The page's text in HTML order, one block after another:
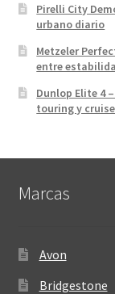
Pirelli City
urbano diario
Metzeler
entre
Dunlop Elite 4
touring y
Marcas
Avon
Bridgestone